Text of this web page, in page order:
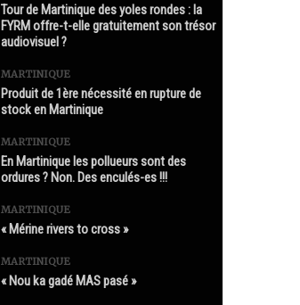
Tour de Martinique des yoles rondes : la
FYRM offre-t-elle gratuitement son trésor
audiovisuel ?
MARTINIQUE
Produit de 1ère nécessité en rupture de
stock en Martinique
MARTINIQUE
En Martinique les pollueurs sont des
ordures ? Non. Des enculés-es !!!
MARTINIQUE
« Mérine rivers to cross »
MARTINIQUE
« Nou ka gadé MAS pasé »